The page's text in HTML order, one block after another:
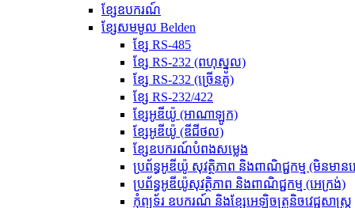
ខ្សែឧបករណ៍
ខ្សែសមមូល Belden
ខ្សែ RS-485
ខ្សែ RS-232 (ពហុស្នូល)
ខ្សែ RS-232 (ច្រើនគូ)
ខ្សែ RS-232/422
ខ្សែអូឌីយ៉ូ (អាណាឡូក)
ខ្សែអូឌីយ៉ូ (ឌីជីថល)
ខ្សែឧបករណ៍បំពងសម្លេង
ប្រព័ន្ធអូឌីយ៉ូ សុវត្ថិភាព និងពាណិជ្ជកម្ម (មិនមាន
ប្រព័ន្ធអូឌីយ៉ូសុវត្ថិភាព និងពាណិជ្ជកម្ម (អេក្រង់)
កុំព្យូទ័រ ឧបករណ៍ និងខ្សែអេឡិចត្រូនិចវេជ្ជសាស្ត្រ